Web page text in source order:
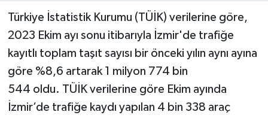
Türkiye İstatistik Kurumu (TÜİK) verilerine göre,
2023 Ekim ayı sonu itibarıyla İzmir'de trafiğe
kayıtlı toplam taşıt sayısı bir önceki yılın aynı ayına
göre %8,6 artarak 1 milyon 774 bin
544 oldu. TÜİK verilerine göre Ekim ayında
İzmir’de trafiğe kaydı yapılan 4 bin 338 araç